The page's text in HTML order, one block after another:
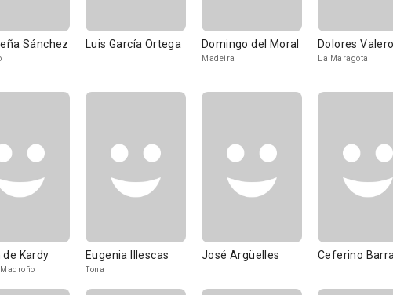
Sánchez Luis García Ortega Domingo del Moral
Madeira
Dolores Valero
La Maragota
de Kardy Eugenia Illescas
Tona
José Argüelles Ceferino